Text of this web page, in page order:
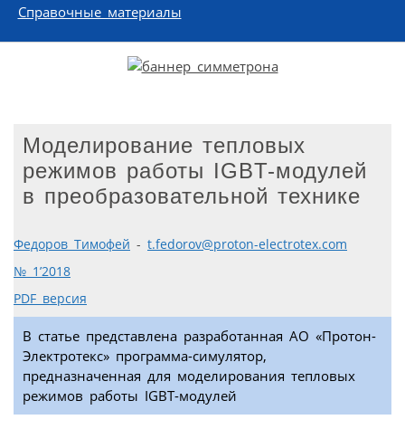
Справочные материалы
Моделирование тепловых
режимов работы IGBT-модулей
в преобразовательной технике
Федоров Тимофей - t.fedorov@proton-electrotex.com
№ 1’2018
PDF версия
В статье представлена разработанная АО «Протон-
Электротекс» программа-симулятор,
предназначенная для моделирования тепловых
режимов работы IGBT-модулей